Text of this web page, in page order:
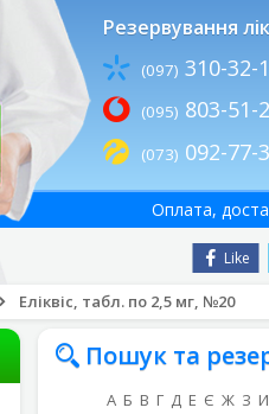
Резервування
(097) 310-32-
(095) 803-51-
(073) 092-77-
Like
Оплата,
Еліквіс, табл. по 2,5 мг, №20
Пошук та
А Б В Г Д Е Є Ж З И